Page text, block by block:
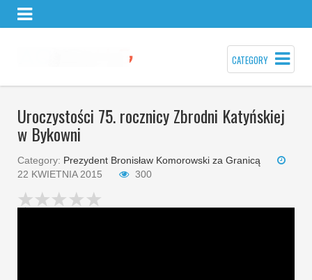
CATEGORY
Uroczystości 75. rocznicy Zbrodni Katyńskiej
w Bykowni
Category: Prezydent Bronisław Komorowski za Granicą
22 KWIETNIA 2015
300